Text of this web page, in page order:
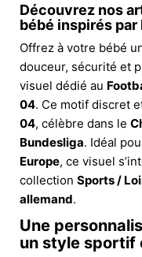
Découvrez nos
bébé inspirés
Offrez à votre bébé
douceur, sécurité et
visuel dédié au
04. Ce motif discret
04, célèbre dans le
Bundesliga. Idéal
Europe, ce visuel
collection Sports /
allemand.
Une
un style sportif